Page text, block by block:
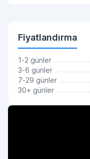
Fiyatlandırma
1-2 günler
3-6 günler
7-29 günler
30+ günler